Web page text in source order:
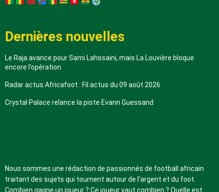
Dernières nouvelles
Le Raja avance pour Sami Lahssaini, mais La Louvière bloque
encore l’opération
Radar actus Africafoot : Fil actus du 09 août 2026
Crystal Palace relance la piste Evann Guessand
Nous sommes une rédaction de passionnés de football africain
traitant des sujets qui tournent autour de l’argent et du foot.
Combien gagne un joueur ? Ce joueur vaut combien ? Quelle est